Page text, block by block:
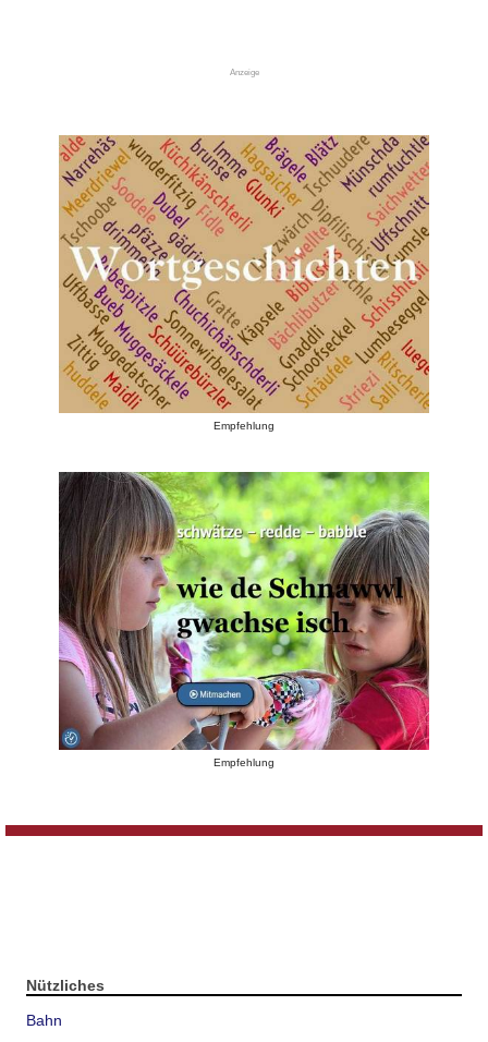
Anzeige
Empfehlung
Empfehlung
Nützliches
Bahn